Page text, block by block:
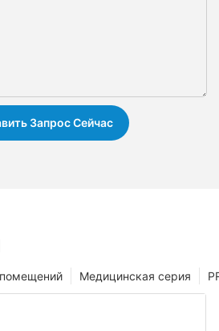
Запрос Сейчас
Медицинская серия